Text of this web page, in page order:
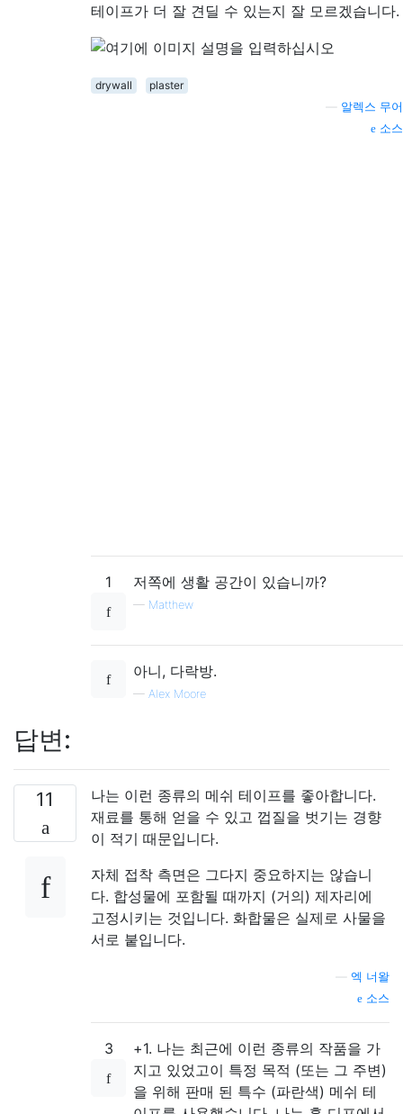
테이프가 더 잘 견딜 수 있는지 잘 모르겠습니다.
drywall
plaster
알렉스 무어
소스
1 저쪽에 생활 공간이 있습니까?
— Matthew
아니, 다락방.
— Alex Moore
답변:
11
나는 이런 종류의 메쉬 테이프를 좋아합니다.
재료를 통해 얻을 수 있고 껍질을 벗기는 경향
이 적기 때문입니다.
자체 접착 측면은 그다지 중요하지는 않습니
다. 합성물에 포함될 때까지 (거의) 제자리에
고정시키는 것입니다. 화합물은 실제로 사물을
서로 붙입니다.
엑 너왈
소스
3
+1. 나는 최근에 이런 종류의 작품을 가
지고 있었고이 특정 목적 (또는 그 주변)
을 위해 판매 된 특수 (파란색) 메쉬 테